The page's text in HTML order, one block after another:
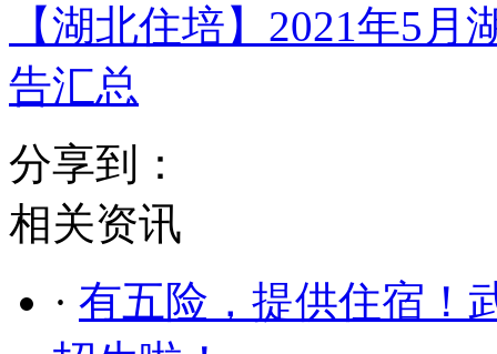
【湖北住培】2021年5
告汇总
分享到：
相关资讯
· 有五险，提供住宿！